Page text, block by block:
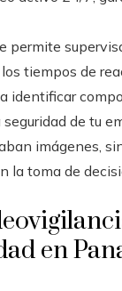
permite
tiempos de
identificar
de tu
imágenes,
la toma de
en